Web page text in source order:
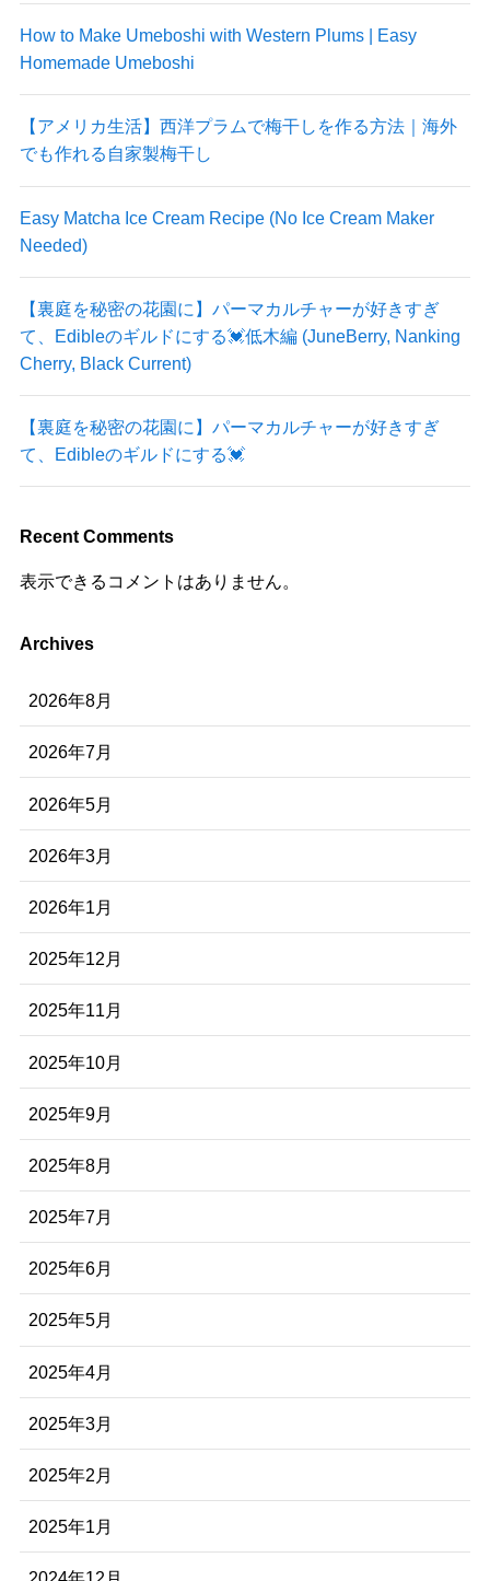
How to Make Umeboshi with Western Plums | Easy
Homemade Umeboshi
【アメリカ生活】西洋プラムで梅干しを作る方法｜海外
でも作れる自家製梅干し
Easy Matcha Ice Cream Recipe (No Ice Cream Maker
Needed)
【裏庭を秘密の花園に】パーマカルチャーが好きすぎ
て、Edibleのギルドにする💓低木編 (JuneBerry, Nanking
Cherry, Black Current)
【裏庭を秘密の花園に】パーマカルチャーが好きすぎ
て、Edibleのギルドにする💓
Recent Comments
表示できるコメントはありません。
Archives
2026年8月
2026年7月
2026年5月
2026年3月
2026年1月
2025年12月
2025年11月
2025年10月
2025年9月
2025年8月
2025年7月
2025年6月
2025年5月
2025年4月
2025年3月
2025年2月
2025年1月